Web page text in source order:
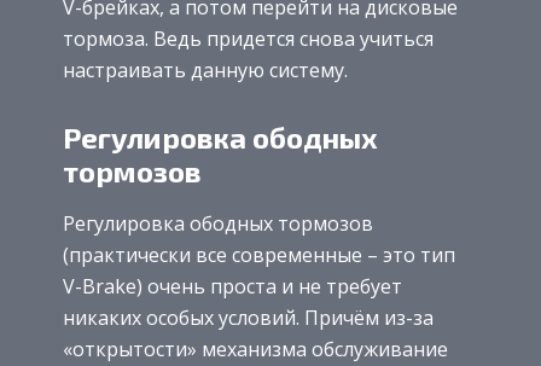
V-брейках, а потом перейти на дисковые
тормоза. Ведь придется снова учиться
настраивать данную систему.
Регулировка ободных
тормозов
Регулировка ободных тормозов
(практически все современные – это тип
V-Brake) очень проста и не требует
никаких особых условий. Причём из-за
«открытости» механизма обслуживание